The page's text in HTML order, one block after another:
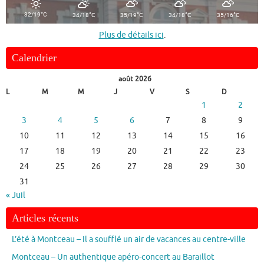
32/19°C 34/18°C 35/19°C 34/18°C 35/16°C
Plus de détails ici.
Calendrier
août 2026
L
M M J V S D
1
2
3
4 5 6 7 8
9
10
11 12 13 14 15
16
17
18 19 20 21 22
23
24
25 26 27 28 29
30
31
« Juil
Articles récents
L’été à Montceau – Il a soufflé un air de vacances au centre-ville
Montceau – Un authentique apéro-concert au Baraillot